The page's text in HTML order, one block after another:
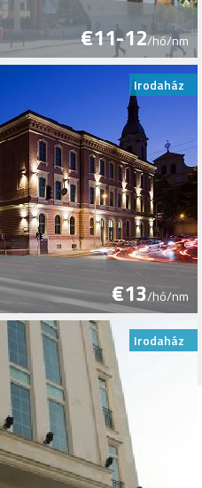
€11-12/hó/nm
Irodaház
€13/hó/nm
Irodaház